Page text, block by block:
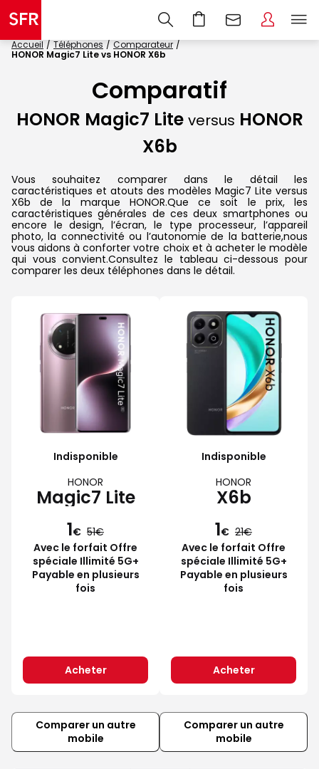
Accueil Téléphones
Comparateur
HONOR Magic7 Lite vs HONOR X6b
Comparatif
HONOR Magic7 Lite versus HONOR
X6b
Vous souhaitez comparer dans le détail les
caractéristiques et atouts des modèles Magic7 Lite versus
X6b de la marque HONOR.Que ce soit le prix, les
caractéristiques générales de ces deux smartphones ou
encore le design, l’écran, le type processeur, l’appareil
photo, la connectivité ou l’autonomie de la batterie,nous
vous aidons à conforter votre choix et à acheter le modèle
qui vous convient.Consultez le tableau ci-dessous pour
comparer les deux téléphones dans le détail.
Indisponible
HONOR
Magic7 Lite
1€ 51
Avec le forfait Offre
spéciale Illimité 5G+
Payable en plusieurs
fois
Acheter
Indisponible
HONOR
X6b
1€ 21
Avec le forfait Offre
spéciale Illimité 5G+
Payable en plusieurs
fois
Acheter
Comparer un autre
mobile
Comparer un autre
mobile